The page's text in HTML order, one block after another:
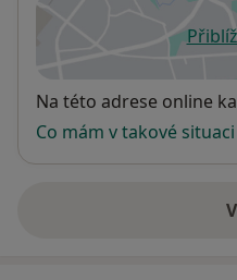
Dostupnost
Na této adrese online
Co mám v takové